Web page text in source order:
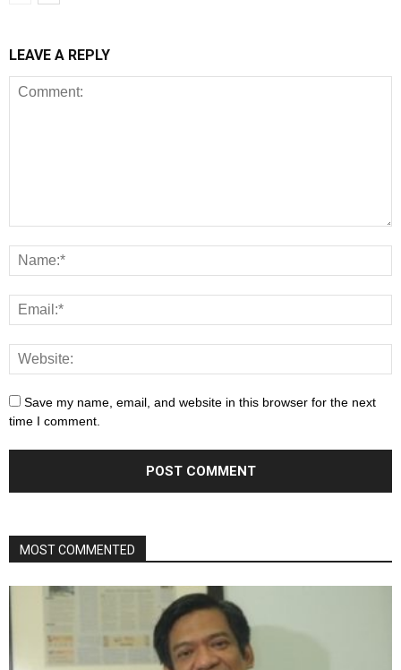
LEAVE A REPLY
Save my name, email, and website in this browser for the next
time I comment.
MOST COMMENTED